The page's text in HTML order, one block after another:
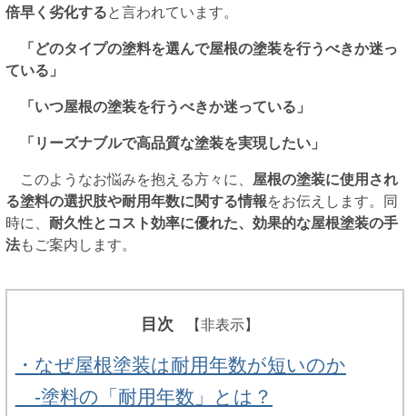
倍早く劣化すると言われています。
「どのタイプの塗料を選んで屋根の塗装を行うべきか迷っ
ている」
「いつ屋根の塗装を行うべきか迷っている」
「リーズナブルで高品質な塗装を実現したい」
このようなお悩みを抱える方々に、 屋根の塗装に使用され
る塗料の選択肢や耐用年数に関する情報をお伝えします。同
時に、 耐久性とコスト効率に優れた、効果的な屋根塗装の手
法もご案内します。
目次 【非表示】
・なぜ屋根塗装は耐用年数が短いのか
-塗料の「耐用年数」とは？